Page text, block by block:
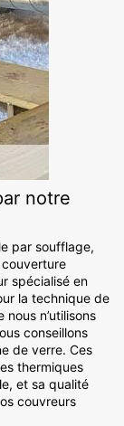
notre
par soufflage,
spécialisé en
la technique de
n’utilisons
conseillons
de verre. Ces
thermiques
et sa qualité
couvreurs